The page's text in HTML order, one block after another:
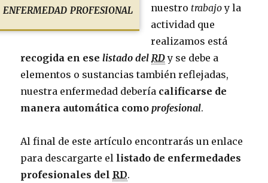
enfermedad profesional
nuestro trabajoy la
actividad que
realizamos está
recogida en eselistado delRDy se debe a
elementos o sustancias también reflejadas,
nuestra enfermedad debería calificarse de
manera automática comoprofesional.
Al final de este artículo encontrarás un enlace
para descargarte el listado de enfermedades
profesionales del RD.